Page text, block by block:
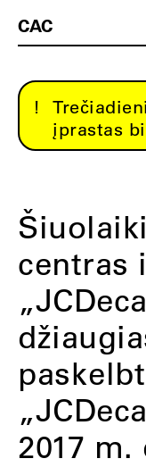
CAC
įprastas
centras
2017